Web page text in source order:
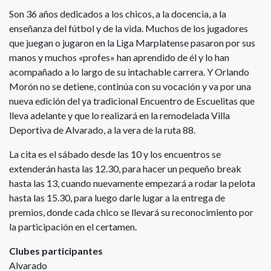
Son 36 años dedicados a los chicos, a la docencia, a la
enseñanza del fútbol y de la vida. Muchos de los jugadores
que juegan o jugaron en la Liga Marplatense pasaron por sus
manos y muchos «profes» han aprendido de él y lo han
acompañado a lo largo de su intachable carrera. Y Orlando
Morón no se detiene, continúa con su vocación y va por una
nueva edición del ya tradicional Encuentro de Escuelitas que
lleva adelante y que lo realizará en la remodelada Villa
Deportiva de Alvarado, a la vera de la ruta 88.
La cita es el sábado desde las 10 y los encuentros se
extenderán hasta las 12.30, para hacer un pequeño break
hasta las 13, cuando nuevamente empezará a rodar la pelota
hasta las 15.30, para luego darle lugar a la entrega de
premios, donde cada chico se llevará su reconocimiento por
la participación en el certamen.
Clubes participantes
Alvarado